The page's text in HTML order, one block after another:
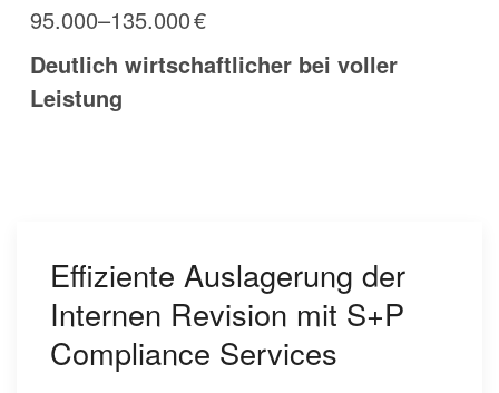
95.000–135.000 €
Deutlich wirtschaftlicher bei voller
Leistung
Effiziente Auslagerung der
Internen Revision mit S+P
Compliance Services